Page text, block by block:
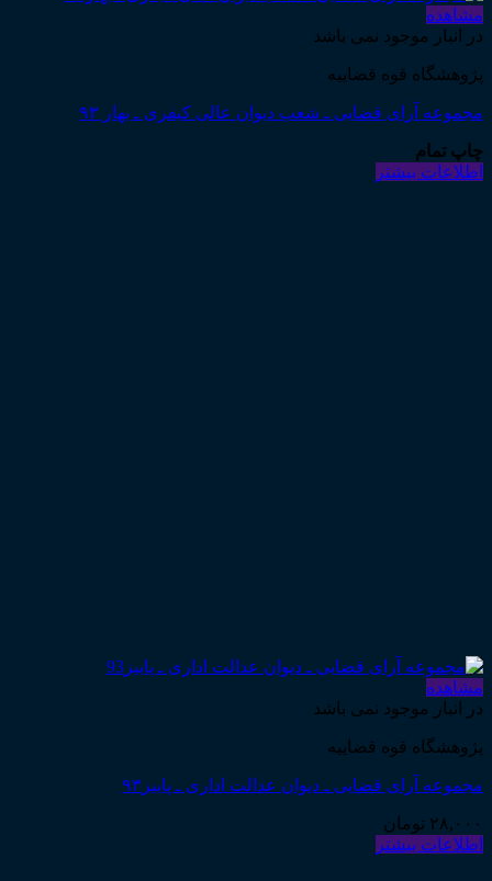
مشاهده
در انبار موجود نمی باشد
پژوهشگاه قوه قضاییه
مجموعه آرای قضایی ـ شعب دیوان عالی کیفری ـ بهار ۹۳
چاپ تمام
اطلاعات بیشتر
مشاهده
در انبار موجود نمی باشد
پژوهشگاه قوه قضاییه
مجموعه آرای قضایی ـ دیوان عدالت اداری ـ پاییز۹۳
۲۸,۰۰۰ تومان
اطلاعات بیشتر